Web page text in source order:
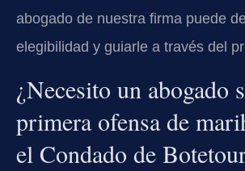
abogado de nuestra firma puede
elegibilidad y guiarle a través del
¿Necesito un abogado
primera ofensa de
el Condado de